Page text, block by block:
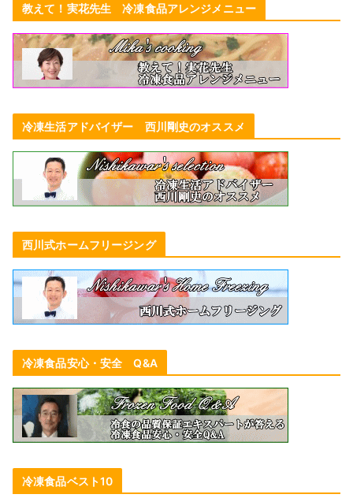
教えて！実花先生 冷凍食品アレンジメニュー
冷凍生活アドバイザー 西川剛史のオススメ
西川式ホームフリージング
冷凍食品安心・安全 Q&A
冷凍食品ベスト10